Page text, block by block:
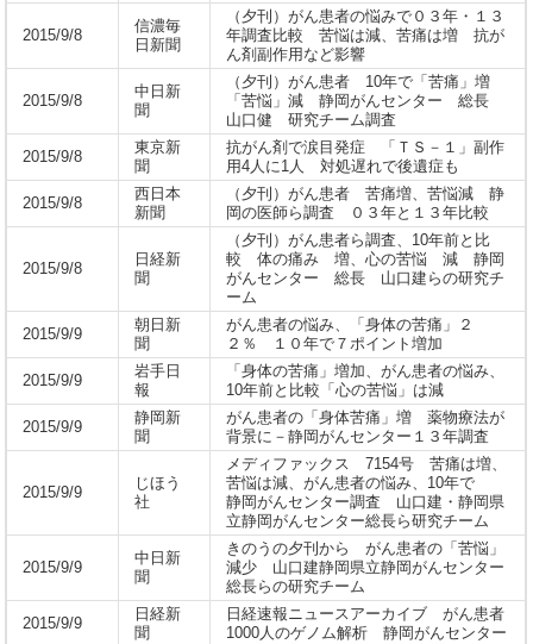
2015/9/8
信濃毎
日新聞
（夕刊）がん患者の悩みで０３年・１３
年調査比較 苦悩は減、苦痛は増 抗が
ん剤副作用など影響
2015/9/8
中日新
聞
（夕刊）がん患者 10年で「苦痛」増
「苦悩」減 静岡がんセンター 総長
山口健 研究チーム調査
2015/9/8
東京新
聞
抗がん剤で涙目発症 「ＴＳ－１」副作
用4人に1人 対処遅れで後遺症も
2015/9/8
西日本
新聞
（夕刊）がん患者 苦痛増、苦悩減 静
岡の医師ら調査 ０３年と１３年比較
2015/9/8
日経新
聞
（夕刊）がん患者ら調査、10年前と比
較 体の痛み 増、心の苦悩 減 静岡
がんセンター 総長 山口建らの研究チ
ーム
2015/9/9
朝日新
聞
がん患者の悩み、「身体の苦痛」２
２％ １０年で７ポイント増加
2015/9/9
岩手日
報
「身体の苦痛」増加、がん患者の悩み、
10年前と比較「心の苦悩」は減
2015/9/9
静岡新
聞
がん患者の「身体苦痛」増 薬物療法が
背景に－静岡がんセンター１３年調査
2015/9/9
じほう
社
メディファックス 7154号 苦痛は増、
苦悩は減、がん患者の悩み、10年で
静岡がんセンター調査 山口建・静岡県
立静岡がんセンター総長ら研究チーム
2015/9/9
中日新
聞
きのうの夕刊から がん患者の「苦悩」
減少 山口建静岡県立静岡がんセンター
総長らの研究チーム
2015/9/9
日経新
聞
日経速報ニュースアーカイブ がん患者
1000人のゲノム解析 静岡がんセンター